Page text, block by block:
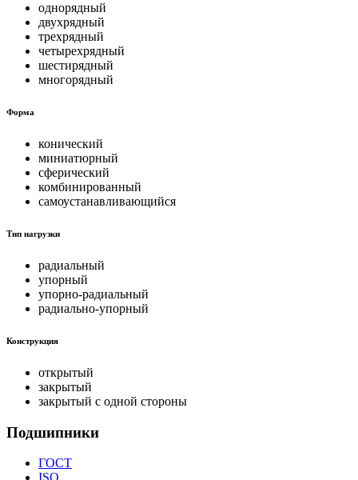
однорядный
двухрядный
трехрядный
четырехрядный
шестирядный
многорядный
Форма
конический
миниатюрный
сферический
комбинированный
самоустанавливающийся
Тип нагрузки
радиальный
упорный
упорно-радиальный
радиально-упорный
Конструкция
открытый
закрытый
закрытый с одной стороны
Подшипники
ГОСТ